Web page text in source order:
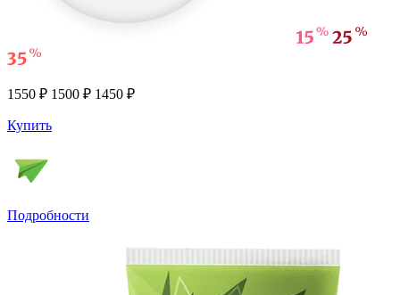
1550 ₽ 1500 ₽ 1450 ₽
Купить
Подробности